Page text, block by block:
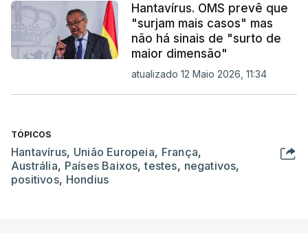
Hantavírus. OMS prevê que
"surjam mais casos" mas
não há sinais de "surto de
maior dimensão"
atualizado 12 Maio 2026, 11:34
TÓPICOS
Hantavírus, União Europeia, França,
Austrália, Países Baixos,testes, negativos,
positivos, Hondius